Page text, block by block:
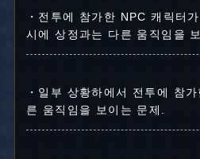
・전투에 참가한 NPC 캐릭터
시에 상정과는 다른 움직임을
・일부 상황하에서 전투에 참
른 움직임을 보이는 문제.